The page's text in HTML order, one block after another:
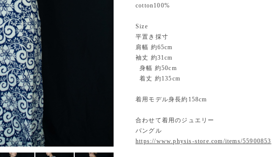
cotton100%
Size
平置き採寸
肩幅 約65cm
袖丈 約31cm
身幅 約50cm
着丈 約135cm
着用モデル身長約158cm
合わせて着用のジュエリー
バングル
https://www.physis-store.com/items/55900853